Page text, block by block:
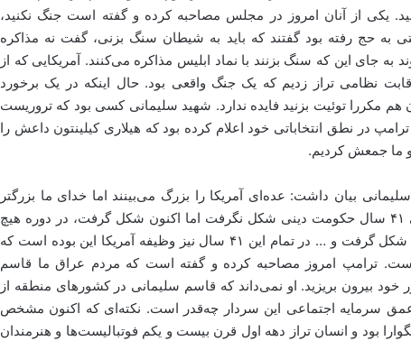
یکی از آنان امروز در مجلس مصاحبه کرده و گفته است جنگ نکنید،
به حج رفته بود گفتند که باید به شیطان سنگ بزنی، گفت نه مذاکره
این که سنگ بزنند با نماد ابلیس مذاکره می‌کنند. آمریکایی که از
نظامی تراز زدیم که یک جنگ واقعی بود. حال اینکه در یک برخورد
هم مکررا توئیت بزنید فایده ندارد. شهید سلیمانی کسی بود که تروریست
در نطق انتخاباتی خود اعلام کرده بود که هیلاری کیلینتون داعش را
و ما جمعش کردیم.
بیان داشت: عده‌ای آمریکا را بزرگ می‌بینند اما خدای ما بزرگتر
است؛ دلیل آن هم این است که در دوره هیچ پیامبری ۴۱ سال حکومت دینی شکل نگرفت اما اکنون شکل گرفت، در دوره هیچ
امامی ۴۱ سال حکومت دینی شکل نگرفت اما اکنون شکل گرفت و … در تمام این ۴۱ سال نیز وظیفه آمریکا این بوده است که
ترامپ امروز مصاحبه کرده و گفته است که مردم عراق ما قاسم
خود بیرون بریزید. او نمی‌داند که قاسم سلیمانی در کشورهای منطقه از
سرمایه اجتماعی این سردار چه‌قدر است. نکته‌ای که اکنون مشخص
بود و انسان تراز دهه اول قرن بیست و یکم فوتبالیست‌ها و هنرمندان